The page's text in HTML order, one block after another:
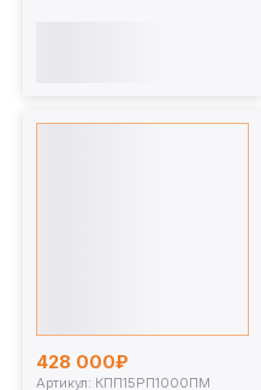
428 000₽
Артикул: КПП15РП1000ПМ